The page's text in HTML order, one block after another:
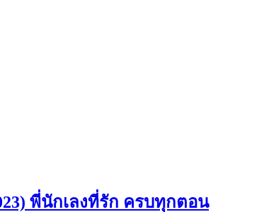
พี่นักเลงที่รัก ครบทุกตอน